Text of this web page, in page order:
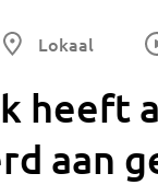
Lokaal
heeft
aan